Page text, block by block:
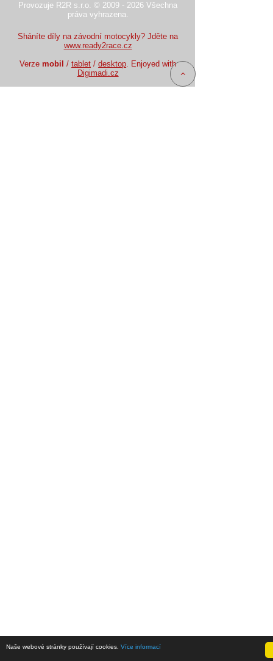
Naše webové stránky používají cookies. Více informací
Provozuje R2R s.r.o. © 2009 - 2026 Všechna
práva vyhrazena.
Sháníte díly na závodní motocykly? Jděte na
www.ready2race.cz
Verze mobil /tablet /desktop. Enjoyed with
Digimadi.cz